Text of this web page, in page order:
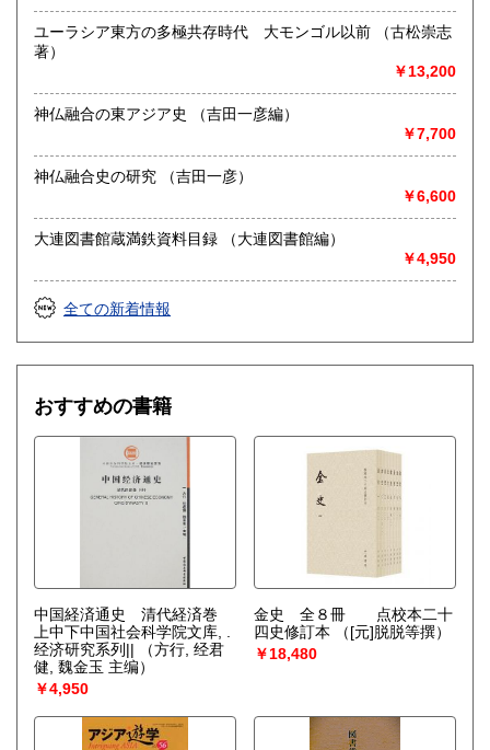
ユーラシア東方の多極共存時代 大モンゴル以前 （古松崇志
著）
￥13,200
神仏融合の東アジア史 （吉田一彦編）
￥7,700
神仏融合史の研究 （吉田一彦）
￥6,600
大連図書館蔵満鉄資料目録 （大連図書館編）
￥4,950
全ての新着情報
おすすめの書籍
中国経済通史 清代経済巻
上中下中国社会科学院文库, .
经济研究系列||
（方行, 经君
健, 魏金玉 主编）
￥4,950
金史 全８冊 点校本二十
四史修訂本
（[元]脱脱等撰）
￥18,480